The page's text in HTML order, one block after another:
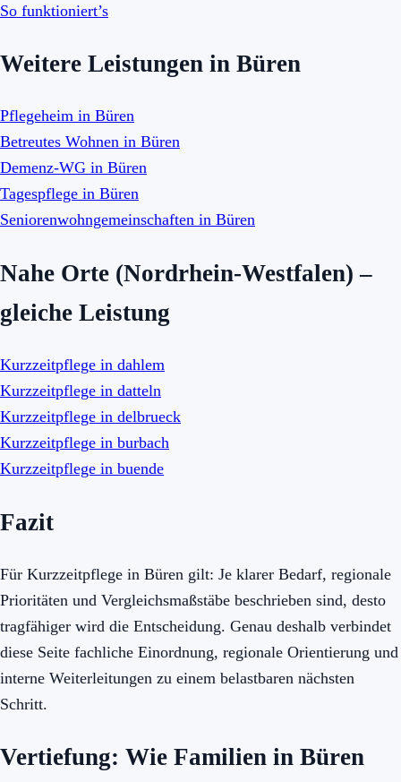
So funktioniert’s
Weitere Leistungen in Büren
Pflegeheim in Büren
Betreutes Wohnen in Büren
Demenz-WG in Büren
Tagespflege in Büren
Seniorenwohngemeinschaften in Büren
Nahe Orte (Nordrhein-Westfalen) –
gleiche Leistung
Kurzzeitpflege in dahlem
Kurzzeitpflege in datteln
Kurzzeitpflege in delbrueck
Kurzzeitpflege in burbach
Kurzzeitpflege in buende
Fazit
Für Kurzzeitpflege in Büren gilt: Je klarer Bedarf, regionale
Prioritäten und Vergleichsmaßstäbe beschrieben sind, desto
tragfähiger wird die Entscheidung. Genau deshalb verbindet
diese Seite fachliche Einordnung, regionale Orientierung und
interne Weiterleitungen zu einem belastbaren nächsten
Schritt.
Vertiefung: Wie Familien in Büren